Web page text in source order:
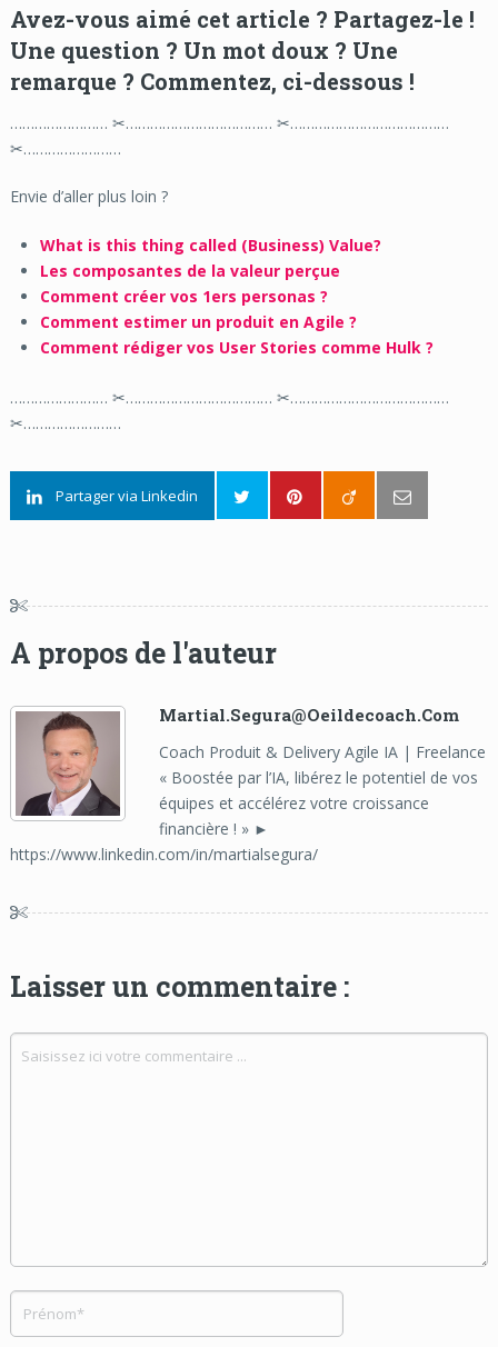
Avez-vous aimé cet article ? Partagez-le !
Une question ? Un mot doux ? Une
remarque ? Commentez, ci-dessous !
…………………… ✂……………………………… ✂…………………………………
✂……………………
Envie d’aller plus loin ?
What is this thing called (Business) Value?
Les composantes de la valeur perçue
Comment créer vos 1ers personas ?
Comment estimer un produit en Agile ?
Comment rédiger vos User Stories comme Hulk ?
…………………… ✂……………………………… ✂…………………………………
✂……………………
Partager via Linkedin
A propos de l'auteur
Martial.segura@oeildecoach.com
Coach Produit & Delivery Agile IA | Freelance
« Boostée par l’IA, libérez le potentiel de vos
équipes et accélérez votre croissance
financière ! » ►
https://www.linkedin.com/in/martialsegura/
Laisser un commentaire :